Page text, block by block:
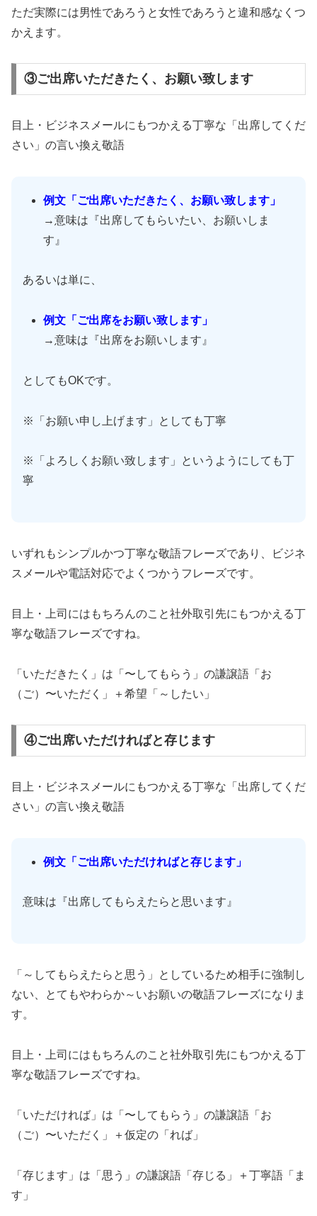
ただ実際には男性であろうと女性であろうと違和感なくつ
かえます。
③ご出席いただきたく、お願い致します
目上・ビジネスメールにもつかえる丁寧な「出席してくだ
さい」の言い換え敬語
例文「ご出席いただきたく、お願い致します」
→意味は『出席してもらいたい、お願いしま
す』
あるいは単に、
例文「ご出席をお願い致します」
→意味は『出席をお願いします』
としてもOKです。
※「お願い申し上げます」としても丁寧
※「よろしくお願い致します」というようにしても丁
寧
いずれもシンプルかつ丁寧な敬語フレーズであり、ビジネ
スメールや電話対応でよくつかうフレーズです。
目上・上司にはもちろんのこと社外取引先にもつかえる丁
寧な敬語フレーズですね。
「いただきたく」は「〜してもらう」の謙譲語「お
（ご）〜いただく」＋希望「～したい」
④ご出席いただければと存じます
目上・ビジネスメールにもつかえる丁寧な「出席してくだ
さい」の言い換え敬語
例文「ご出席いただければと存じます」
意味は『出席してもらえたらと思います』
「～してもらえたらと思う」としているため相手に強制し
ない、とてもやわらか～いお願いの敬語フレーズになりま
す。
目上・上司にはもちろんのこと社外取引先にもつかえる丁
寧な敬語フレーズですね。
「いただければ」は「〜してもらう」の謙譲語「お
（ご）〜いただく」＋仮定の「れば」
「存じます」は「思う」の謙譲語「存じる」＋丁寧語「ま
す」